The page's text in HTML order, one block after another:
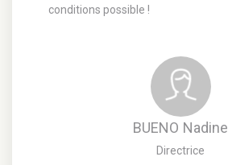
conditions possible !
BUENO Nadine
Directrice